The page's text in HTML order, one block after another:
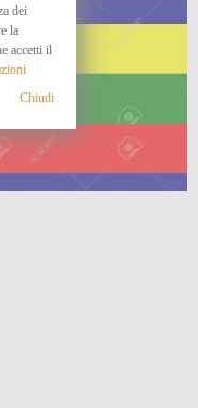
dei
la
accetti il
Chiudi